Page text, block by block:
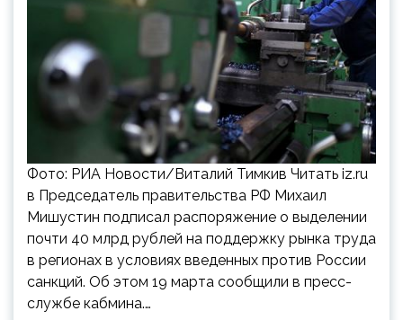
Фото: РИА Новости/Виталий Тимкив Читать iz.ru
в Председатель правительства РФ Михаил
Мишустин подписал распоряжение о выделении
почти 40 млрд рублей на поддержку рынка труда
в регионах в условиях введенных против России
санкций. Об этом 19 марта сообщили в пресс-
службе кабмина.…